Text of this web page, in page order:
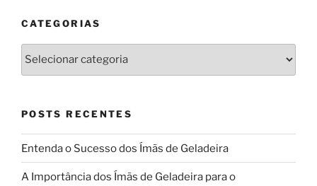
CATEGORIAS
Categorias
POSTS RECENTES
Entenda o Sucesso dos Ímãs de Geladeira
A Importância dos Ímãs de Geladeira para o